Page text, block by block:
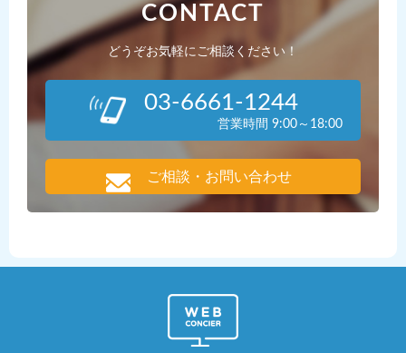
CONTACT
どうぞお気軽にご相談ください！
03-6661-1244
営業時間 9:00～18:00
ご相談・お問い合わせ